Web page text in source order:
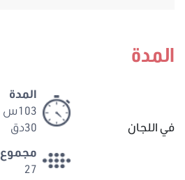
المدة
في اللجان
المدة
103س
30دق
مجموع
27